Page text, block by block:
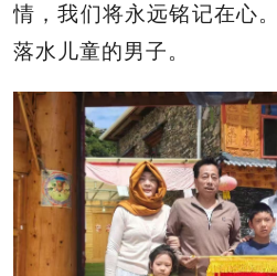
情，我们将永远铭记在心
落水儿童的男子。